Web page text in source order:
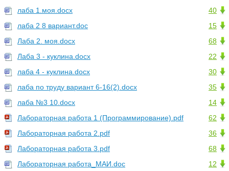
40
лаба 1.моя.docx
15
лаба 2 8 вариант.doc
68
Лаба 2. моя.docx
22
Лаба 3 - куклина.docx
30
лаба 4 - куклина.docx
35
лаба по труду вариант 6-16(2).docx
14
лаба №3 10.docx
62
Лабораторная работа 1 (Программирование).pdf
36
Лабораторная работа 2.pdf
68
Лабораторная работа 3.pdf
12
Лабораторная работа_МАИ.doc